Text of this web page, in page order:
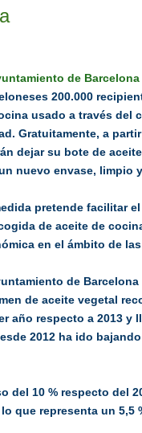
de Barcelona
200.000
usado a través del
Gratuitamente, a
dejar su bote de
nuevo envase, limpio
pretende facilitar
de aceite de
en el ámbito de
de
de aceite vegetal
año respecto a 2013 y
2012 ha ido
del 10 % respecto del
que representa un 5,5